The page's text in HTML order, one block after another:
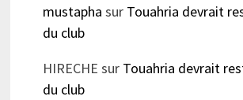
mustapha sur Touahria devrait
du club
HIRECHE sur Touahria devrait
du club